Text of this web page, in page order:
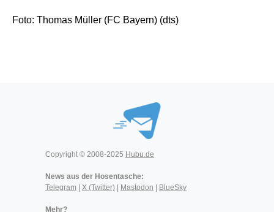
Foto: Thomas Müller (FC Bayern) (dts)
Copyright © 2008-2025 Hubu.de
News aus der Hosentasche:
Telegram
X (Twitter) Mastodon BlueSky
Mehr?